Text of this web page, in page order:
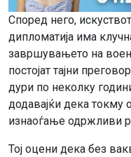
Според него,
дипломатија има
завршувањето на
постојат тајни
дури по неколку
додавајќи дека токму
изнаоѓање одржливи
Тој оцени дека без